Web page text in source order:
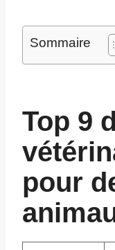
Sommaire
Top 9
pour